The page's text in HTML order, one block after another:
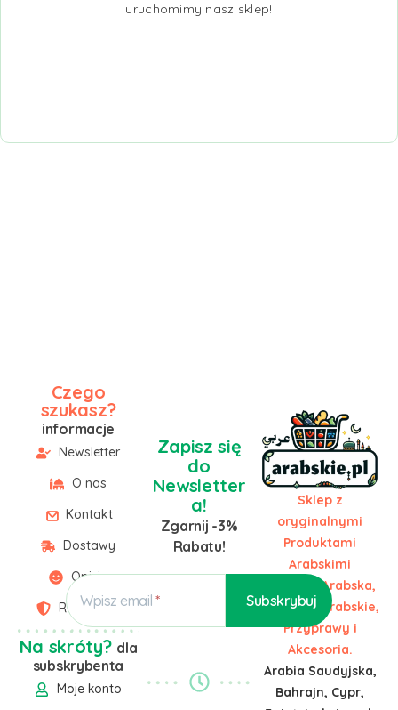
uruchomimy nasz sklep!
Czego
szukasz?
informacje
Newsletter
O nas
Kontakt
Dostawy
Opinie
Regulamin
Na skróty? dla
subskrybenta
Moje konto
Sklep z
oryginalnymi
Produktami
Arabskimi
Żywność Arabska,
Słodycze Arabskie,
Przyprawy i
Akcesoria.
Arabia Saudyjska,
Bahrajn, Cypr,
Zapisz się
do
Newsletter
a!
Zgarnij -3%
Rabatu!
Wpisz email